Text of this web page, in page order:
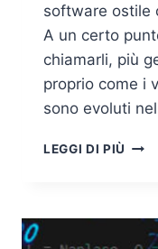
software ostile
A un certo
chiamarli, più
proprio come i
sono evoluti
LEGGI DI PIÙ